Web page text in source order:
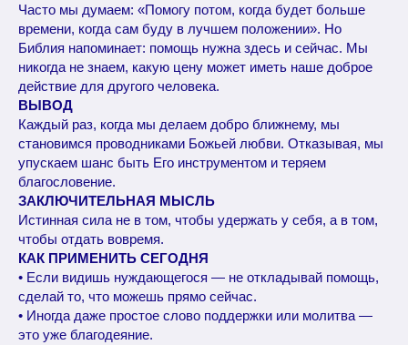
Часто мы думаем: «Помогу потом, когда будет больше
времени, когда сам буду в лучшем положении». Но
Библия напоминает: помощь нужна здесь и сейчас. Мы
никогда не знаем, какую цену может иметь наше доброе
действие для другого человека.
ВЫВОД
Каждый раз, когда мы делаем добро ближнему, мы
становимся проводниками Божьей любви. Отказывая, мы
упускаем шанс быть Его инструментом и теряем
благословение.
ЗАКЛЮЧИТЕЛЬНАЯ МЫСЛЬ
Истинная сила не в том, чтобы удержать у себя, а в том,
чтобы отдать вовремя.
КАК ПРИМЕНИТЬ СЕГОДНЯ
• Если видишь нуждающегося — не откладывай помощь,
сделай то, что можешь прямо сейчас.
• Иногда даже простое слово поддержки или молитва —
это уже благодеяние.